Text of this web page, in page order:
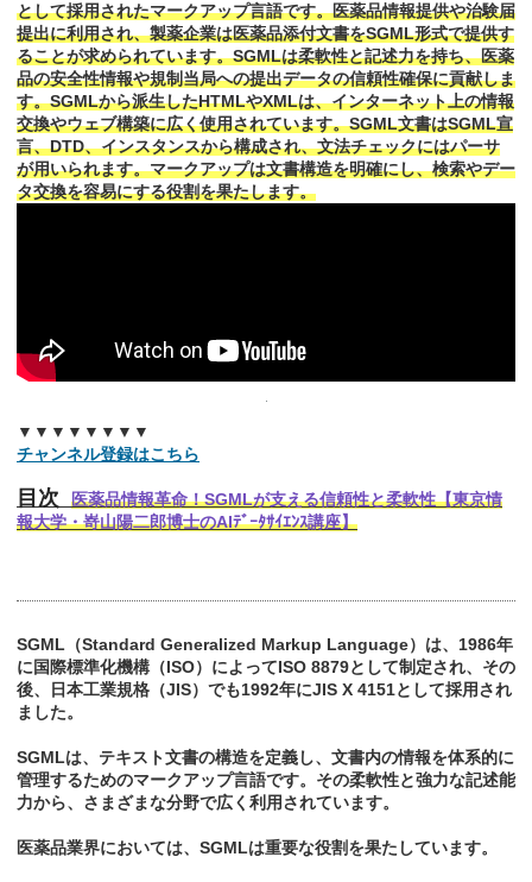
として採用されたマークアップ言語です。医薬品情報提供や治験届
提出に利用され、製薬企業は医薬品添付文書をSGML形式で提供す
ることが求められています。SGMLは柔軟性と記述力を持ち、医薬
品の安全性情報や規制当局への提出データの信頼性確保に貢献しま
す。SGMLから派生したHTMLやXMLは、インターネット上の情報
交換やウェブ構築に広く使用されています。SGML文書はSGML宣
言、DTD、インスタンスから構成され、文法チェックにはパーサ
が用いられます。マークアップは文書構造を明確にし、検索やデー
タ交換を容易にする役割を果たします。
▼▼▼▼▼▼▼▼
チャンネル登録はこちら
目次
医薬品情報革命！SGMLが支える信頼性と柔軟性【東京情
報大学・嵜山陽二郎博士のAIﾃﾞｰﾀｻｲｴﾝｽ講座】
SGML（Standard Generalized Markup Language）は、1986年
に国際標準化機構（ISO）によってISO 8879として制定され、その
後、日本工業規格（JIS）でも1992年にJIS X 4151として採用され
ました。
SGMLは、テキスト文書の構造を定義し、文書内の情報を体系的に
管理するためのマークアップ言語です。その柔軟性と強力な記述能
力から、さまざまな分野で広く利用されています。
医薬品業界においては、SGMLは重要な役割を果たしています。